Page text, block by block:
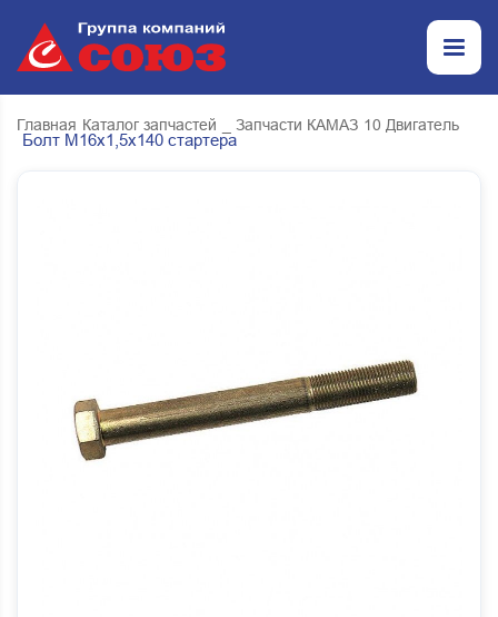
Главная Каталог запчастей _ Запчасти КАМАЗ 10 Двигатель
Болт М16х1,5х140 стартера